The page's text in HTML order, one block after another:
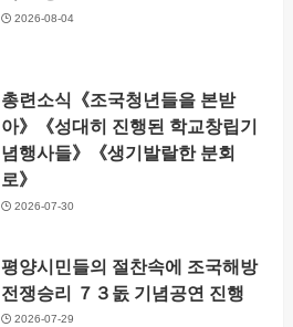
2026-08-04
총련소식《조국청년들을 본받
아》《성대히 진행된 학교창립기
념행사들》《생기발랄한 분회
로》
2026-07-30
평양시민들의 절찬속에 조국해방
전쟁승리 ７３돐 기념공연 진행
2026-07-29